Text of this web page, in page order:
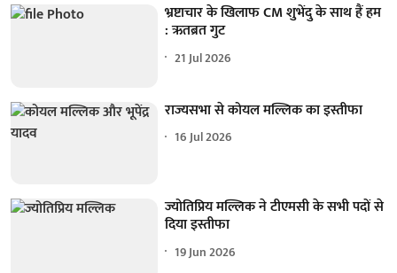
भ्रष्टाचार के खिलाफ CM शुभेंदु के साथ हैं हम
: ऋतब्रत गुट
21 Jul 2026
राज्यसभा से कोयल मल्लिक का इस्तीफा
16 Jul 2026
ज्योतिप्रिय मल्लिक ने टीएमसी के सभी पदों से
दिया इस्तीफा
19 Jun 2026